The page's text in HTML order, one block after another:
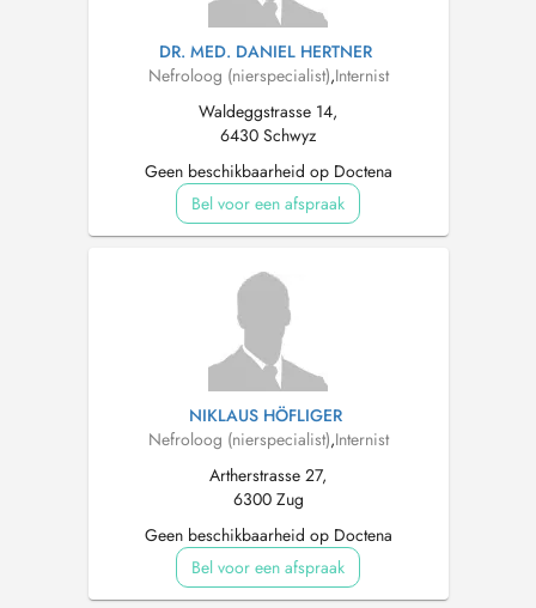
DR. MED. DANIEL HERTNER
Nefroloog (nierspecialist),Internist
Waldeggstrasse 14,
6430 Schwyz
Geen beschikbaarheid op Doctena
Bel voor een afspraak
NIKLAUS HÖFLIGER
Nefroloog (nierspecialist),Internist
Artherstrasse 27,
6300 Zug
Geen beschikbaarheid op Doctena
Bel voor een afspraak